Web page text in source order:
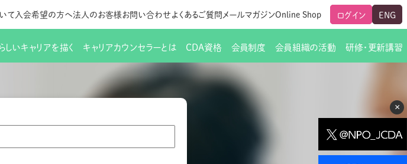
×
て 入会希望の方へ法人のお客様お問い合わせよくあるご質問 メールマガジンOnline Shop ログイン ENG
理事長からのご挨拶
しいキャリアを描く キャリアカウンセラーとは CDA資格 会員制度
会員向けサポート
CDA資格更新制度
会員組織の活動
支部・地区一覧
研修・更新講習
更新講習